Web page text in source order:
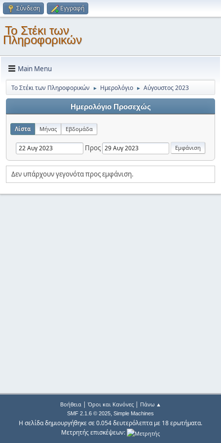
Σύνδεση Εγγραφή
Το Στέκι των
Πληροφορικών
Main Menu
Το Στέκι των Πληροφορικών ► Ημερολόγιο ► Αύγουστος 2023
Ημερολόγιο Προσεχώς
Λίστα Μήνας Εβδομάδα
Προς
Δεν υπάρχουν γεγονότα προς εμφάνιση.
Βοήθεια| Όροι και Κανόνες| Πάνω ▲
SMF 2.1.6 © 2025, Simple Machines
Η σελίδα δημιουργήθηκε σε 0.054 δευτερόλεπτα με 18 ερωτήματα.
Μετρητής επισκέψεων: